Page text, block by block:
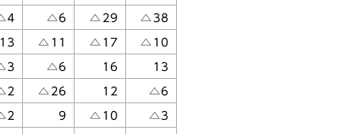
△6 △29 △38
13 △11 △17 △10
△6 16 13
△26 12 △6
9 △10 △3